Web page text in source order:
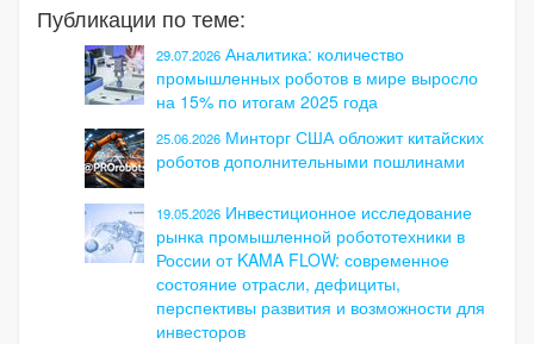
Публикации по теме:
29.07.2026 Аналитика: количество
промышленных роботов в мире выросло
на 15% по итогам 2025 года
25.06.2026 Минторг США обложит китайских
роботов дополнительными пошлинами
19.05.2026 Инвестиционное исследование
рынка промышленной робототехники в
России от KAMA FLOW: современное
состояние отрасли, дефициты,
перспективы развития и возможности для
инвесторов